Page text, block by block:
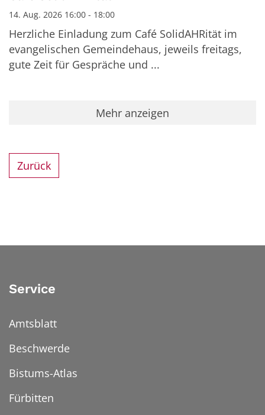
14. Aug. 2026 16:00 - 18:00
Herzliche Einladung zum Café SolidAHRität im
evangelischen Gemeindehaus, jeweils freitags,
gute Zeit für Gespräche und ...
Mehr anzeigen
Zurück
Service
Amtsblatt
Beschwerde
Bistums-Atlas
Fürbitten